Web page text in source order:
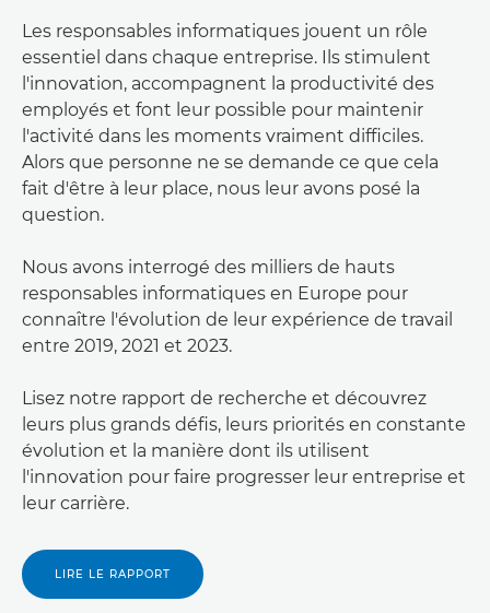
TÉLÉCHARGEZ LE RAPPORT
CONTENU CONNEXE
Les responsables informatiques jouent un rôle
essentiel dans chaque entreprise. Ils stimulent
l'innovation, accompagnent la productivité des
employés et font leur possible pour maintenir
l'activité dans les moments vraiment difficiles.
Alors que personne ne se demande ce que cela
fait d'être à leur place, nous leur avons posé la
question.
Nous avons interrogé des milliers de hauts
responsables informatiques en Europe pour
connaître l'évolution de leur expérience de travail
entre 2019, 2021 et 2023.
Lisez notre rapport de recherche et découvrez
leurs plus grands défis, leurs priorités en constante
évolution et la manière dont ils utilisent
l'innovation pour faire progresser leur entreprise et
leur carrière.
LIRE LE RAPPORT